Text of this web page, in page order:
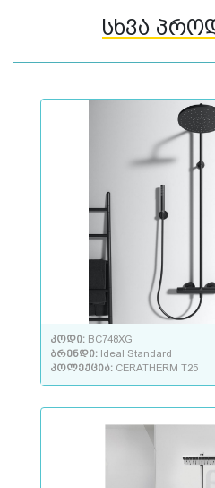
სხვა
კოდი: BC748XG
ბრენდი: Ideal Standard
კოლექცია: CERATHERM T25